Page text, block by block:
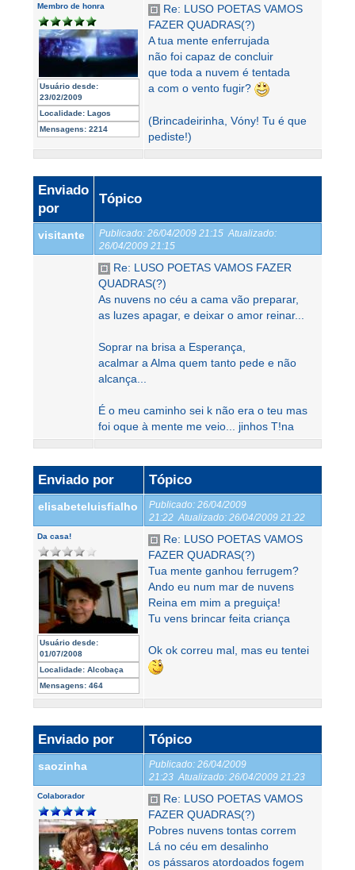
Membro de honra
Usuário desde:
23/02/2009
Localidade: Lagos
Mensagens: 2214
Re: LUSO POETAS VAMOS
FAZER QUADRAS(?)
A tua mente enferrujada
não foi capaz de concluir
que toda a nuvem é tentada
a com o vento fugir?
(Brincadeirinha, Vóny! Tu é que
pediste!)
Enviado
por
Tópico
visitante Publicado: 26/04/2009 21:15 Atualizado:
26/04/2009 21:15
Re: LUSO POETAS VAMOS FAZER
QUADRAS(?)
As nuvens no céu a cama vão preparar,
as luzes apagar, e deixar o amor reinar...
Soprar na brisa a Esperança,
acalmar a Alma quem tanto pede e não
alcança...
É o meu caminho sei k não era o teu mas
foi oque à mente me veio... jinhos T!na
Enviado por Tópico
elisabeteluisfialho Publicado: 26/04/2009
21:22 Atualizado: 26/04/2009 21:22
Da casa!
Usuário desde:
01/07/2008
Localidade: Alcobaça
Mensagens: 464
Re: LUSO POETAS VAMOS
FAZER QUADRAS(?)
Tua mente ganhou ferrugem?
Ando eu num mar de nuvens
Reina em mim a preguiça!
Tu vens brincar feita criança
Ok ok correu mal, mas eu tentei
Enviado por Tópico
saozinha Publicado: 26/04/2009
21:23 Atualizado: 26/04/2009 21:23
Colaborador
Re: LUSO POETAS VAMOS
FAZER QUADRAS(?)
Pobres nuvens tontas correm
Lá no céu em desalinho
os pássaros atordoados fogem